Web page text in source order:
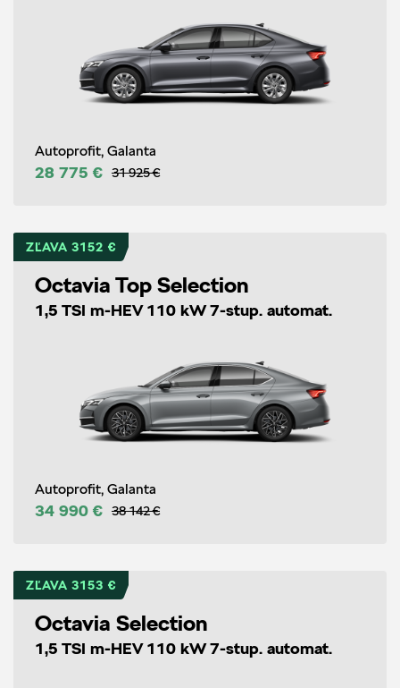
Autoprofit, Galanta
28 775 € 31 925 €
ZĽAVA 3152 €
Octavia Top Selection
1,5 TSI m-HEV 110 kW 7-stup. automat.
Autoprofit, Galanta
34 990 € 38 142 €
ZĽAVA 3153 €
Octavia Selection
1,5 TSI m-HEV 110 kW 7-stup. automat.